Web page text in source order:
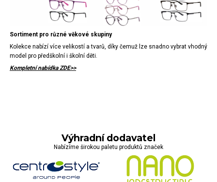
Sortiment pro různé věkové skupiny
Kolekce nabízí více velikostí a tvarů, díky čemuž lze snadno vybrat vhodný
model pro předškolní i školní děti.
Kompletní nabídka ZDE>>
Výhradní dodavatel
Nabízíme širokou paletu produktů značek